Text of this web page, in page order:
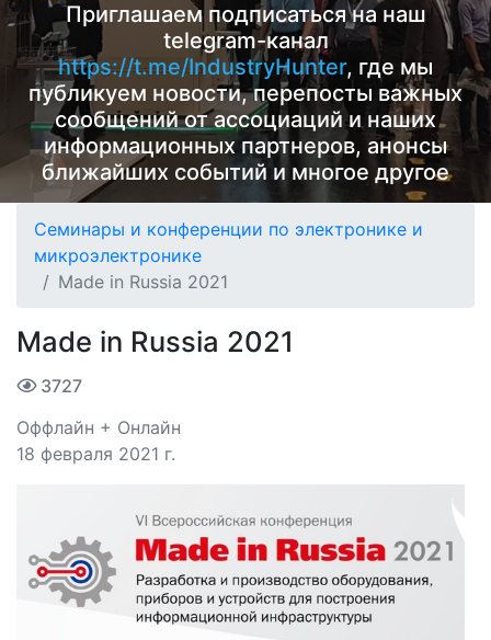
Приглашаем подписаться на наш
telegram-канал
https://t.me/IndustryHunter, где мы
публикуем новости, перепосты важных
сообщений от ассоциаций и наших
информационных партнеров, анонсы
ближайших событий и многое другое
Семинары и конференции по электронике и
микроэлектронике
Made in Russia 2021
Made in Russia 2021
3727
Оффлайн + Онлайн
18 февраля 2021 г.